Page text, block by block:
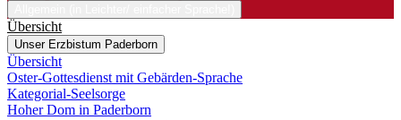
Übersicht
Unser Erzbistum Paderborn
Übersicht
Oster-Gottesdienst mit Gebärden-Sprache
Kategorial-Seelsorge
Hoher Dom in Paderborn